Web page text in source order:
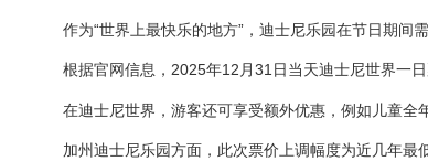
作为“世界上最快乐的地方”，迪士尼乐园在节日期间
根据官网信息，2025年12月31日当天迪士尼世界一
在迪士尼世界，游客还可享受额外优惠，例如儿童全
加州迪士尼乐园方面，此次票价上调幅度为近几年